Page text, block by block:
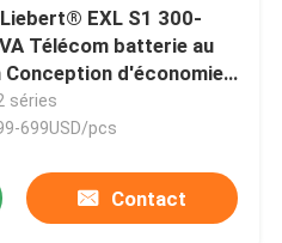
EXL S1 300-
Télécom batterie au
Conception d'économie
séries
699USD/pcs
Contact